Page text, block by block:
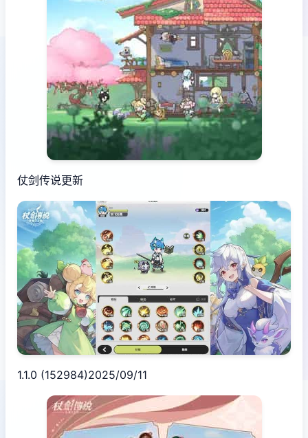
仗剑传说更新
1.1.0 (152984)2025/09/11